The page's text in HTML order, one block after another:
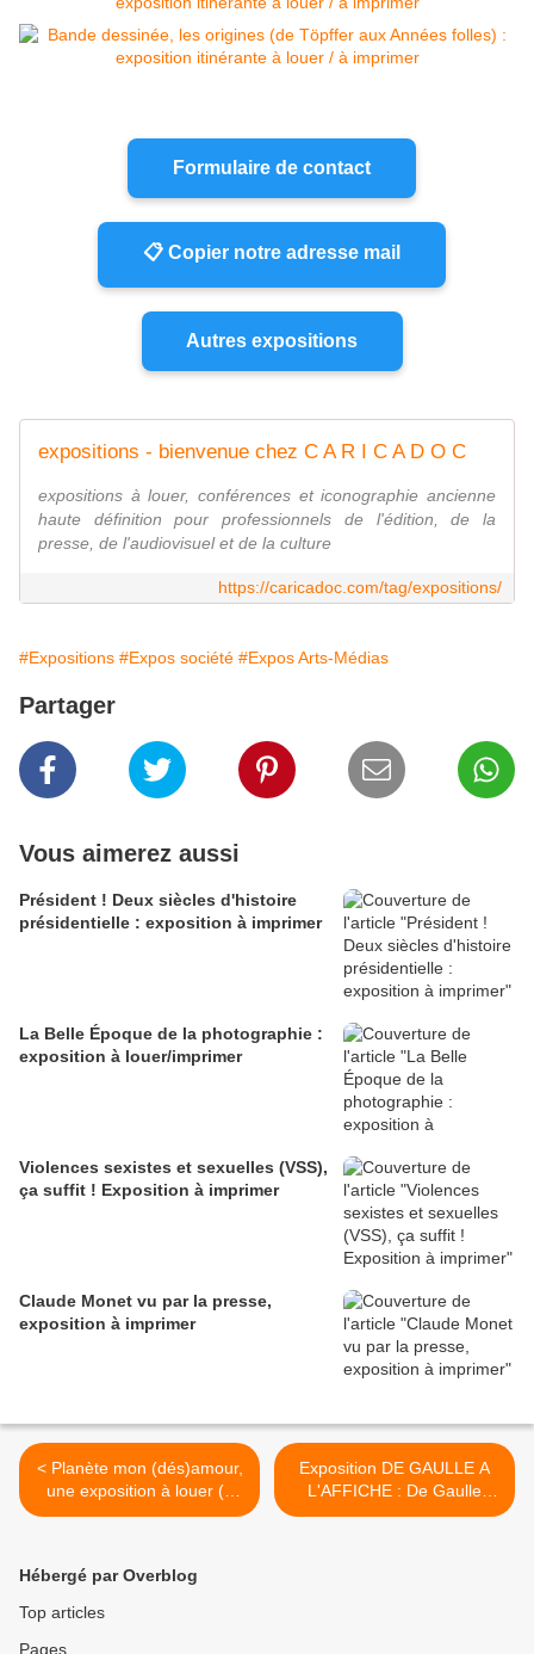
Formulaire de contact
📋 Copier notre adresse mail
Autres expositions
expositions - bienvenue chez C A R I C A D O C
expositions à louer, conférences et iconographie ancienne
haute définition pour professionnels de l'édition, de la
presse, de l'audiovisuel et de la culture
https://caricadoc.com/tag/expositions/
#Expositions #Expos société #Expos Arts-Médias
Partager
Vous aimerez aussi
Président ! Deux siècles d'histoire
présidentielle : exposition à imprimer
La Belle Époque de la photographie :
exposition à louer/imprimer
Violences sexistes et sexuelles (VSS),
ça suffit ! Exposition à imprimer
Claude Monet vu par la presse,
exposition à imprimer
< Planète mon (dés)amour,
une exposition à louer (à
imprimer)
Exposition DE GAULLE A
L'AFFICHE : De Gaulle
exposition à imprimer >
Hébergé par Overblog
Top articles
Pages